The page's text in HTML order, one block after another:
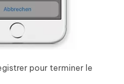
pour terminer le